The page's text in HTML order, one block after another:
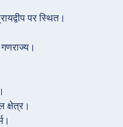
पर स्थित।
क्षेत्र।